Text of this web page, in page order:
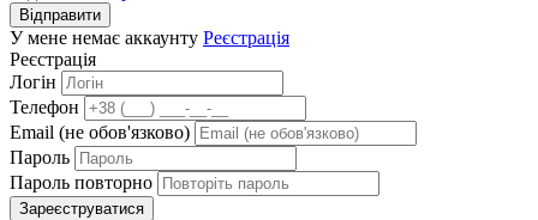
Відправити
У мене немає аккаунту Реєстрація
Реєстрація
Логін
Телефон
Email (не обов'язково)
Пароль
Пароль повторно
Зареєструватися